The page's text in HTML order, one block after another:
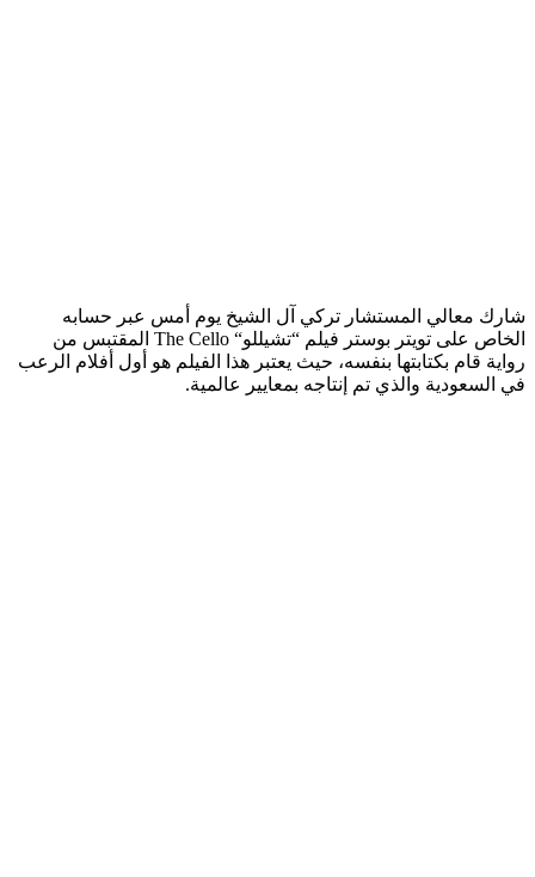
شارك معالي المستشار تركي آل الشيخ يوم أمس عبر حسابه
الخاص على تويتر بوستر فيلم “تشيللو“ The Cello المقتبس من
رواية قام بكتابتها بنفسه، حيث يعتبر هذا الفيلم هو أول أفلام الرعب
في السعودية والذي تم إنتاجه بمعايير عالمية.